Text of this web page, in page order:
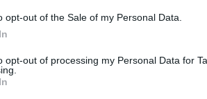
opt-out of the Sale of my Personal Data.
opt-out of processing my Personal Data for
un fenómeno ligado al Océano Pacífico
a escala global. Se le puede